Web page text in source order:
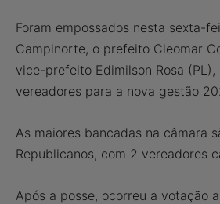
Foram empossados nesta sexta-
Campinorte, o prefeito Cleomar
vice-prefeito Edimilson Rosa (PL),
vereadores para a nova gestão
As maiores bancadas na câmara
Republicanos, com 2 vereadores
Após a posse, ocorreu a votação